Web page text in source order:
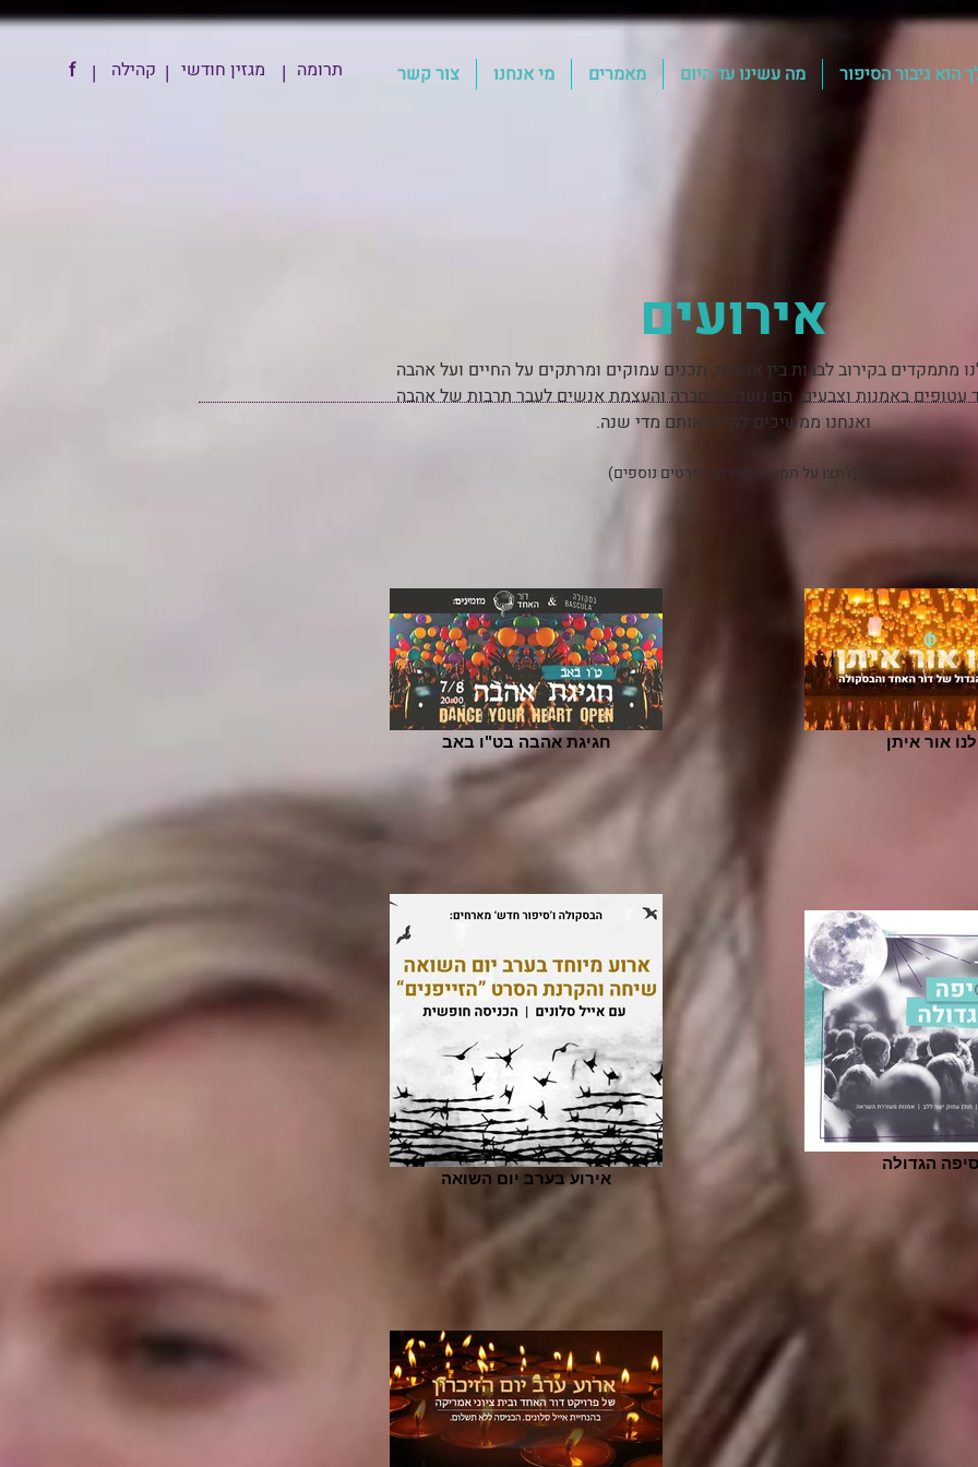
|
f קהילה | מגזין חודשי | תרומה צור קשר מי אנחנו מאמרים מה עשינו עד היום הוא גיבור הסיפור
אירועים
מתמקדים בקירוב לבבות בין אנשים, תכנים עמוקים ומרתקים על החיים ועל אהבה
עטופים באמנות וצבעים. הם נועדו להסברה והעצמת אנשים לעבר תרבות של אהבה
ואנחנו ממשיכים לקיים אותם מדי שנה.
(לחצו על תמונת האירוע לפרטים נוספים)
חגיגת אהבה בט"ו באב אור איתן
אירוע בערב יום השואה
הגדולה